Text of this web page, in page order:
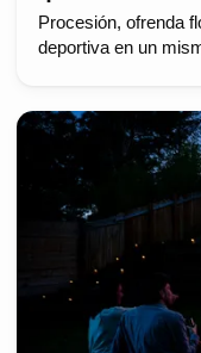
Procesión, ofrenda
deportiva en un